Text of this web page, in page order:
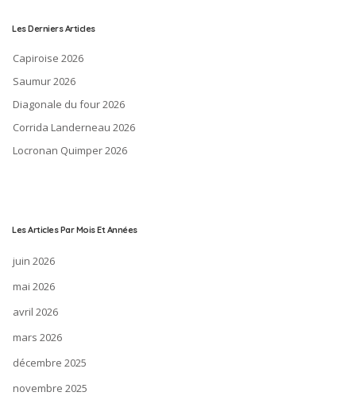
Les Derniers Articles
Capiroise 2026
Saumur 2026
Diagonale du four 2026
Corrida Landerneau 2026
Locronan Quimper 2026
Les Articles Par Mois Et Années
juin 2026
mai 2026
avril 2026
mars 2026
décembre 2025
novembre 2025